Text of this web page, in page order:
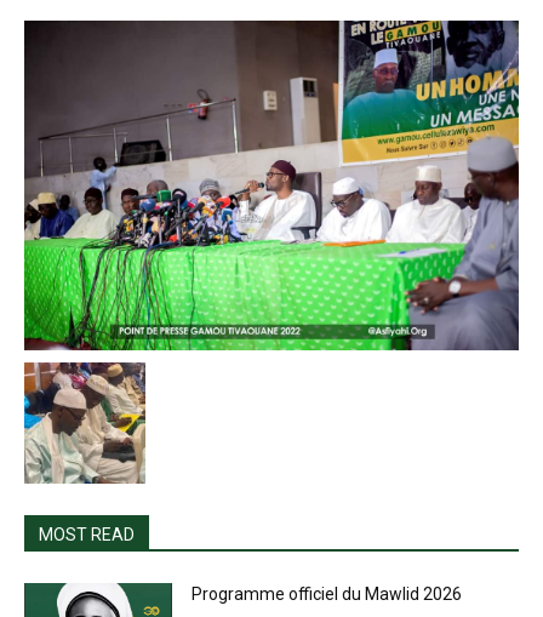
MOST READ
Programme officiel du Mawlid 2026